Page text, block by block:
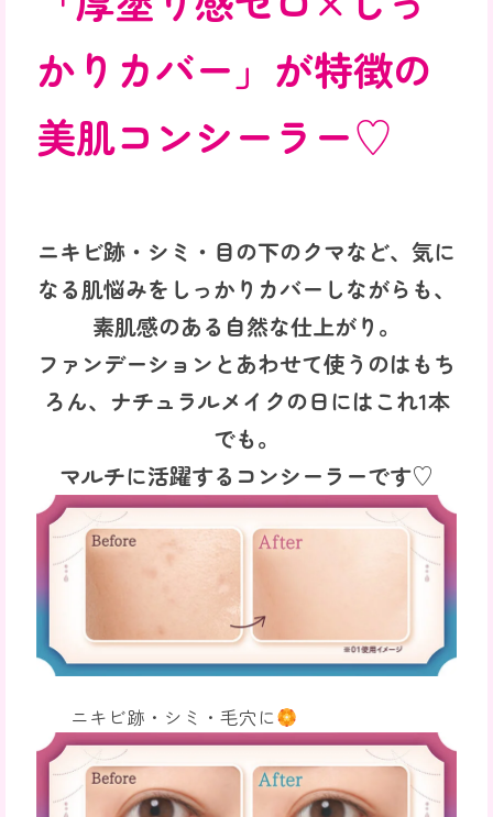
かりカバー」が特徴の
美肌コンシーラー♡
ニキビ跡・シミ・目の下のクマなど、気に
なる肌悩みをしっかりカバーしながらも、
素肌感のある自然な仕上がり。
ファンデーションとあわせて使うのはもち
ろん、ナチュラルメイクの日にはこれ1本
でも。
マルチに活躍するコンシーラーです♡
ニキビ跡・シミ・毛穴に